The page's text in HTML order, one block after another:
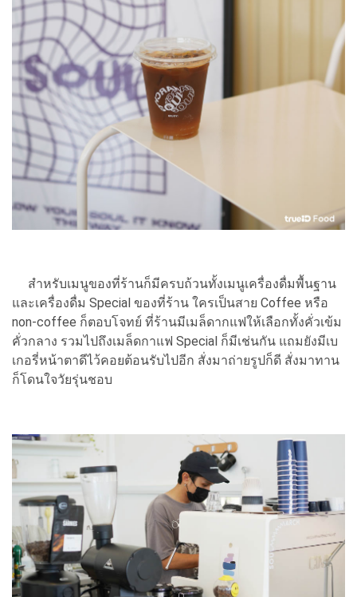
สำหรับเมนูของที่ร้านก็มีครบถ้วนทั้งเมนูเครื่องดื่มพื้นฐาน
และเครื่องดื่ม Special ของที่ร้าน ใครเป็นสาย Coffee หรือ
non-coffee ก็ตอบโจทย์ ที่ร้านมีเมล็ดากแฟให้เลือกทั้งคั่วเข้ม
คั่วกลาง รวมไปถึงเมล็ดกาแฟ Special ก็มีเช่นกัน แถมยังมีเบ
เกอรี่หน้าตาดีไว้คอยต้อนรับไปอีก สั่งมาถ่ายรูปก็ดี สั่งมาทาน
ก็โดนใจวัยรุ่นชอบ